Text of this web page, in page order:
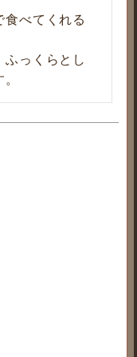
食べてくれる
っくらとし